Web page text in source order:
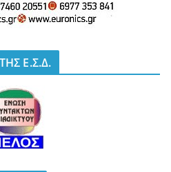
Ε.Σ.Δ.